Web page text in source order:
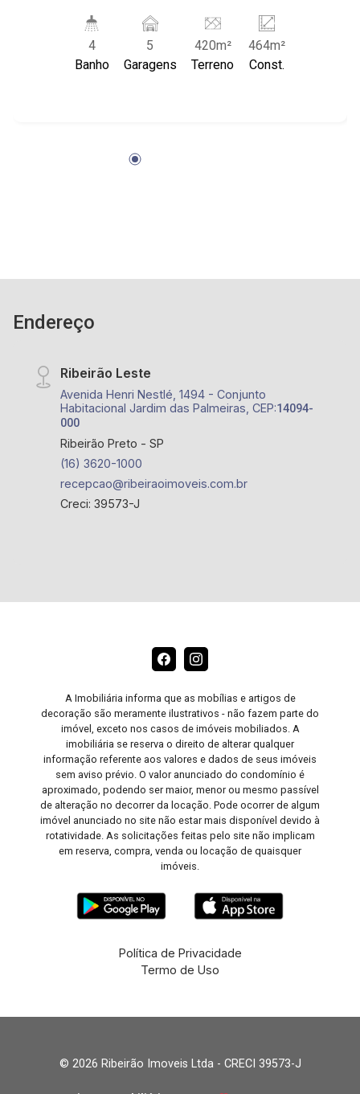
mezanino; - Piso em porcelanato; -
Acabamentos em Granito e Mármore; - Amplo
espaço e excelente localização; - Próximo
4
Banho
5
Garagens
420m²
Terreno
464m²
Const.
Endereço
Ribeirão Leste
Avenida Henri Nestlé, 1494 - Conjunto
Habitacional Jardim das Palmeiras, CEP:14094-
000
Ribeirão Preto - SP
(16) 3620-1000
recepcao@ribeiraoimoveis.com.br
Creci: 39573-J
A Imobiliária informa que as mobílias e artigos de
decoração são meramente ilustrativos - não fazem parte do
imóvel, exceto nos casos de imóveis mobiliados. A
imobiliária se reserva o direito de alterar qualquer
informação referente aos valores e dados de seus imóveis
sem aviso prévio. O valor anunciado do condomínio é
aproximado, podendo ser maior, menor ou mesmo passível
de alteração no decorrer da locação. Pode ocorrer de algum
imóvel anunciado no site não estar mais disponível devido à
rotatividade. As solicitações feitas pelo site não implicam
em reserva, compra, venda ou locação de quaisquer
imóveis.
Política de Privacidade
Termo de Uso
© 2026 Ribeirão Imoveis Ltda - CRECI 39573-J